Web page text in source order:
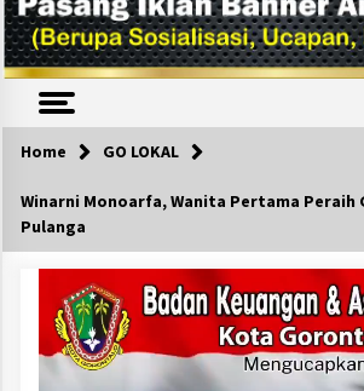
Home GO LOKAL
Winarni Monoarfa, Wanita Pertama Peraih
Pulanga